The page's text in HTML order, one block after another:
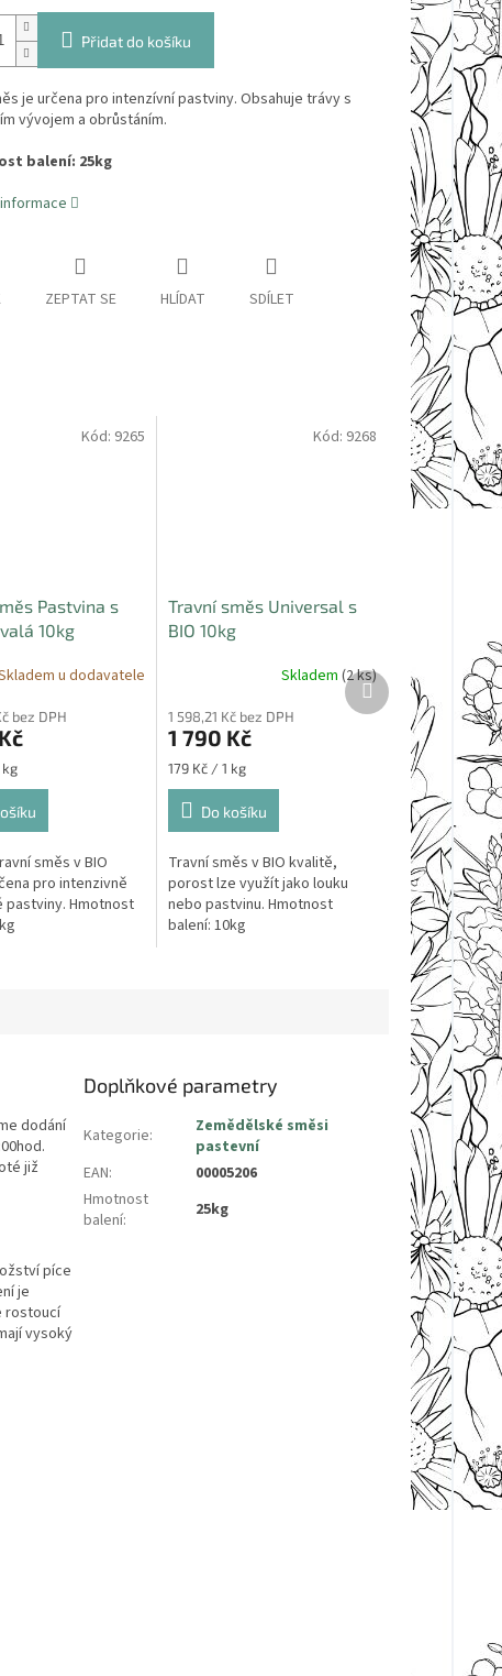
Přidat do košíku
je určena pro intenzívní pastviny. Obsahuje trávy s
vývojem a obrůstáním.
balení: 25kg
ZEPTAT SE HLÍDAT SDÍLET
Pastvina s
10kg
u dodavatele
bez DPH
směs v BIO
pro intenzivně
pastviny. Hmotnost
Kód: 9265
Travní směs Universal s
BIO 10kg
Skladem (2 ks)
1 598,21 Kč bez DPH
1 790 Kč
Měrná
cena:
179 Kč / 1 kg
Do košíku
Travní směs v BIO kvalitě,
porost lze využít jako louku
nebo pastvinu. Hmotnost
balení: 10kg
Kód: 9268
Další
produkt
dodání
již
píce
je
rostoucí
vysoký
Doplňkové parametry
Kategorie:
Zemědělské směsi
pastevní
EAN:
00005206
Hmotnost
balení: 25kg